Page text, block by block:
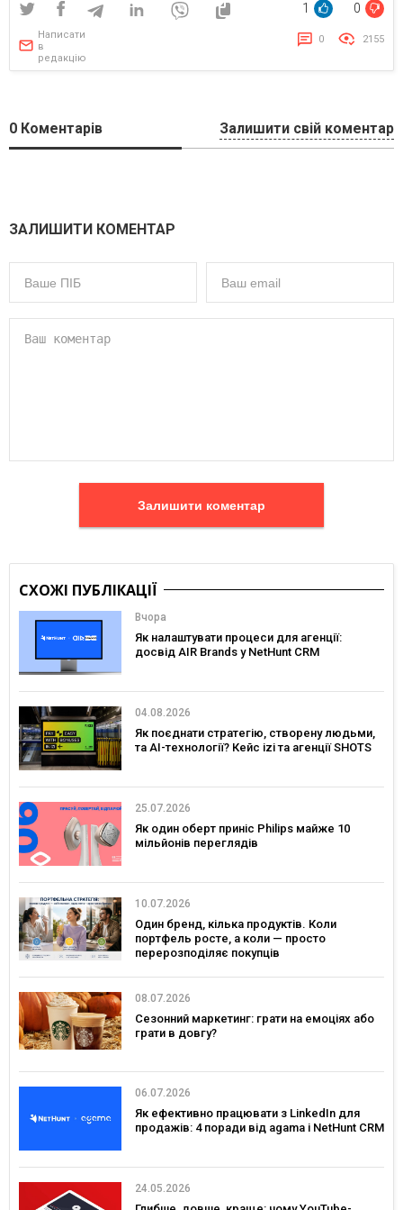
1 0
Написати
в
редакцію
0 2155
0 Коментарів Залишити свій коментар
ЗАЛИШИТИ КОМЕНТАР
Залишити коментар
СХОЖІ ПУБЛІКАЦІЇ
Вчора
Як налаштувати процеси для агенції:
досвід AIR Brands у NetHunt CRM
04.08.2026
Як поєднати стратегію, створену людьми,
та AI-технології? Кейс izi та агенції SHOTS
25.07.2026
Як один оберт приніс Philips майже 10
мільйонів переглядів
10.07.2026
Один бренд, кілька продуктів. Коли
портфель росте, а коли — просто
перерозподіляє покупців
08.07.2026
Сезонний маркетинг: грати на емоціях або
грати в довгу?
06.07.2026
Як ефективно працювати з LinkedIn для
продажів: 4 поради від agama і NetHunt CRM
24.05.2026